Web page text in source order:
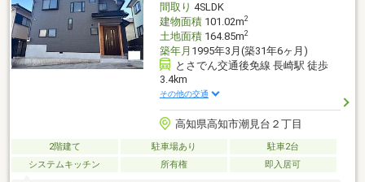
間取り 4SLDK
建物面積101.02m2
土地面積164.85m2
築年月 1995年3月(築31年6ヶ月)
とさでん交通後免線 長崎駅 徒歩
3.4km
その他の交通
高知県高知市潮見台２丁目
2階建て 駐車場あり
駐車2台
システムキッチン
所有権 即入居可